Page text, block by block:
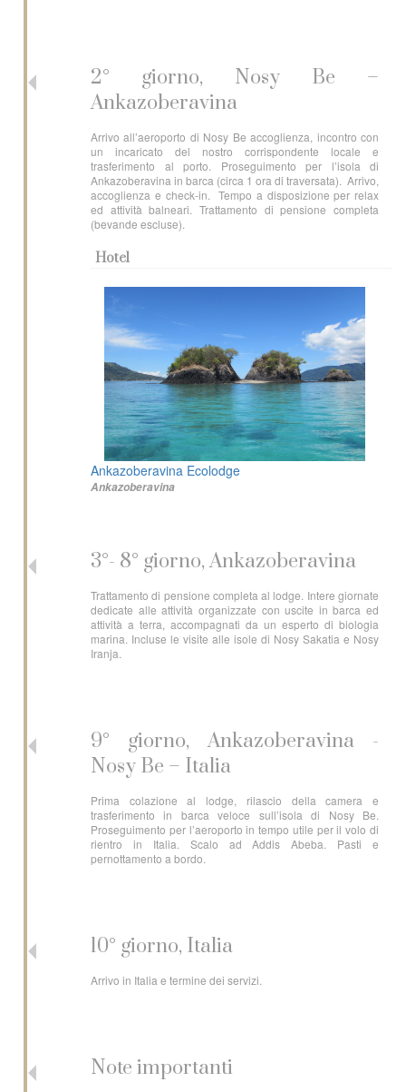
2° giorno, Nosy Be –
Ankazoberavina
Arrivo all’aeroporto di Nosy Be accoglienza, incontro con
un incaricato del nostro corrispondente locale e
trasferimento al porto. Proseguimento per l’isola di
Ankazoberavina in barca (circa 1 ora di traversata). Arrivo,
accoglienza e check-in. Tempo a disposizione per relax
ed attività balneari. Trattamento di pensione completa
(bevande escluse).
Hotel
Ankazoberavina Ecolodge
Ankazoberavina
3°- 8° giorno, Ankazoberavina
Trattamento di pensione completa al lodge. Intere giornate
dedicate alle attività organizzate con uscite in barca ed
attività a terra, accompagnati da un esperto di biologia
marina. Incluse le visite alle isole di Nosy Sakatia e Nosy
Iranja.
9° giorno, Ankazoberavina -
Nosy Be – Italia
Prima colazione al lodge, rilascio della camera e
trasferimento in barca veloce sull’isola di Nosy Be.
Proseguimento per l’aeroporto in tempo utile per il volo di
rientro in Italia. Scalo ad Addis Abeba. Pasti e
pernottamento a bordo.
10° giorno, Italia
Arrivo in Italia e termine dei servizi.
Note importanti